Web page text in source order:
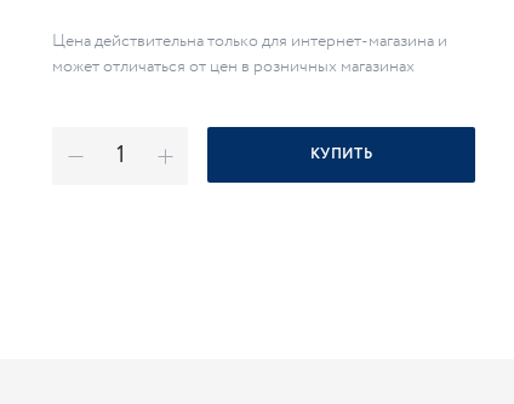
Цена действительна только для интернет-магазина и
может отличаться от цен в розничных магазинах
КУПИТЬ